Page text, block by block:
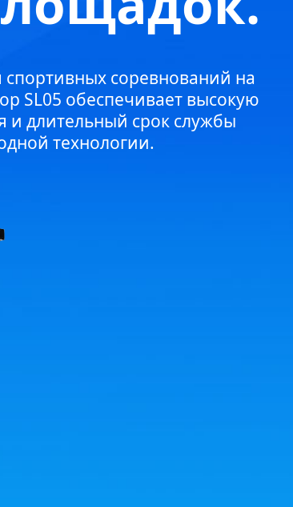
соревнований на
SL05 обеспечивает высокую
длительный срок службы
технологии.